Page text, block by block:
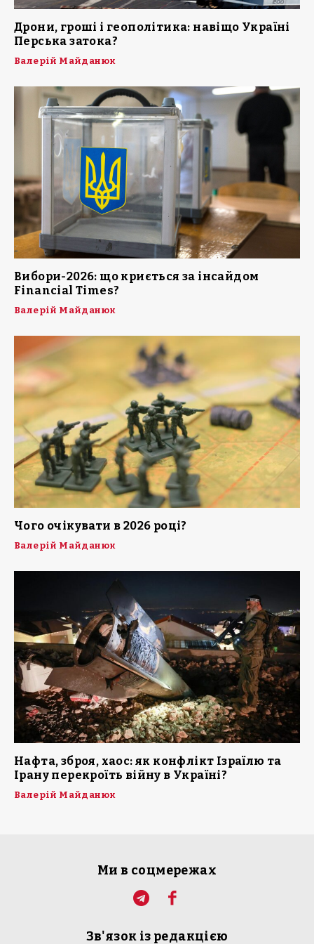
Дрони, гроші і геополітика: навіщо Україні
Перська затока?
Валерій Майданюк
Вибори-2026: що криється за інсайдом
Financial Times?
Валерій Майданюк
Чого очікувати в 2026 році?
Валерій Майданюк
Нафта, зброя, хаос: як конфлікт Ізраїлю та
Ірану перекроїть війну в Україні?
Валерій Майданюк
Ми в соцмережах
Зв'язок із редакцією